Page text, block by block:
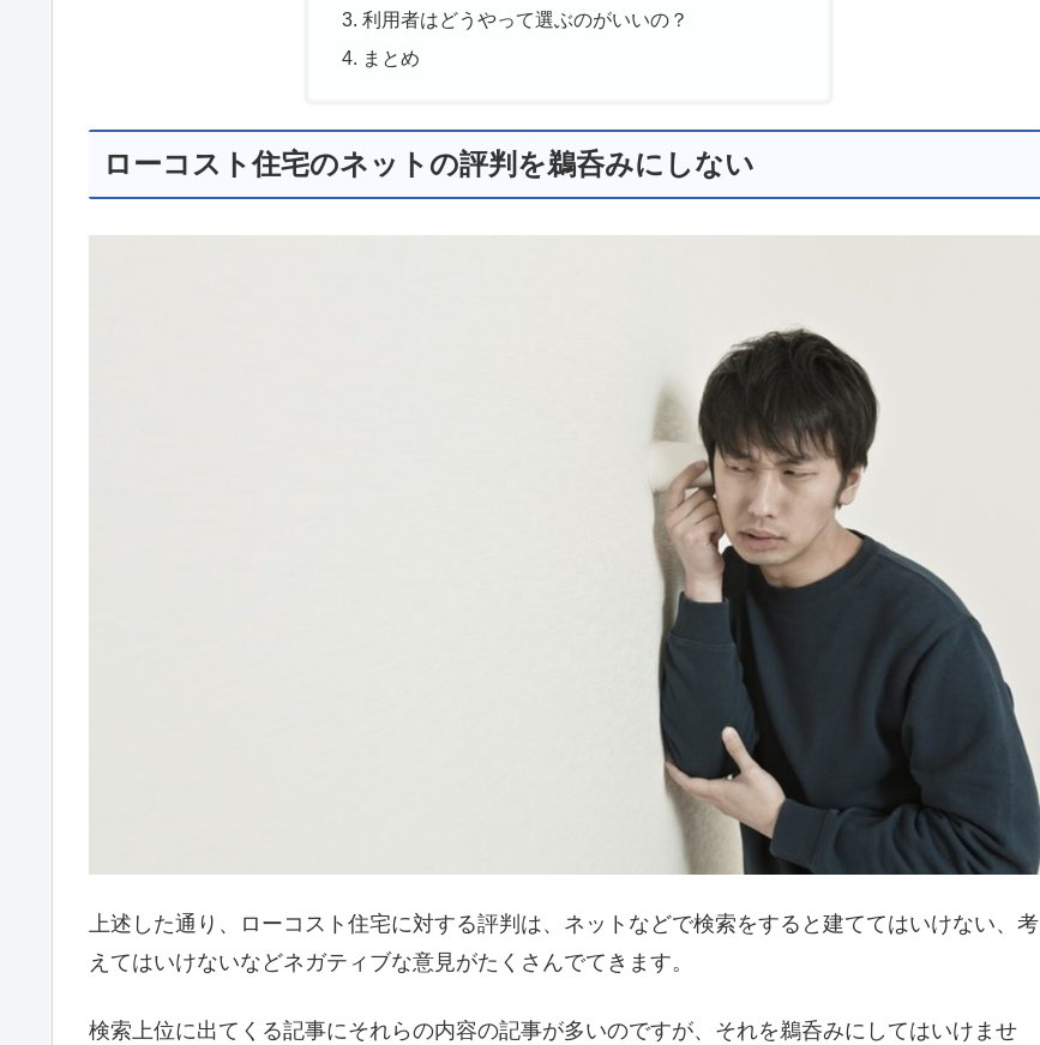
利用者はどうやって選ぶのがいいの？
まとめ
ローコスト住宅のネットの評判を鵜呑みにしない
上述した通り、ローコスト住宅に対する評判は、ネットなどで検索をすると建ててはいけない、考
えてはいけないなどネガティブな意見がたくさんでてきます。
検索上位に出てくる記事にそれらの内容の記事が多いのですが、それを鵜呑みにしてはいけませ